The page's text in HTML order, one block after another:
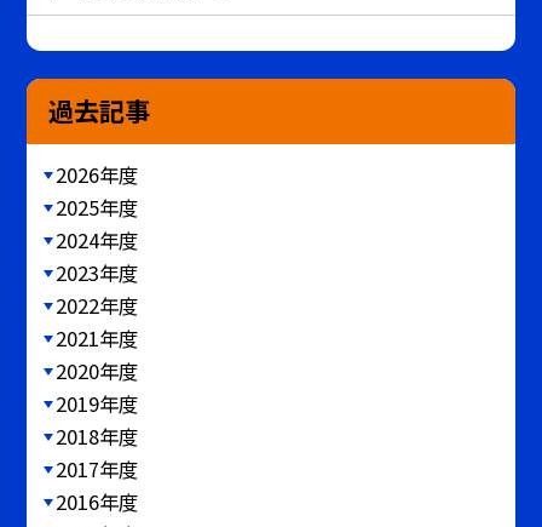
過去記事
2026年度
2025年度
2024年度
2023年度
2022年度
2021年度
2020年度
2019年度
2018年度
2017年度
2016年度